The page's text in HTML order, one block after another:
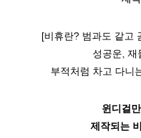
[비휴란? 범과도 같고
성공운, 재
부적처럼 차고 다니
윈디걸
제작되는